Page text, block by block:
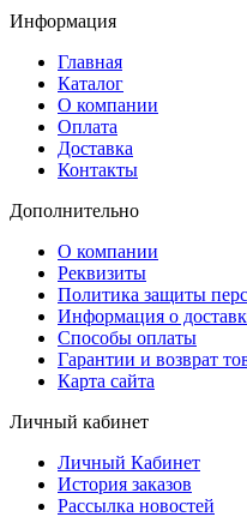
Информация
Главная
Каталог
О компании
Оплата
Доставка
Контакты
Дополнительно
О компании
Реквизиты
Политика защиты
Информация о
Способы оплаты
Гарантии и возврат
Карта сайта
Личный кабинет
Личный Кабинет
История заказов
Рассылка новостей